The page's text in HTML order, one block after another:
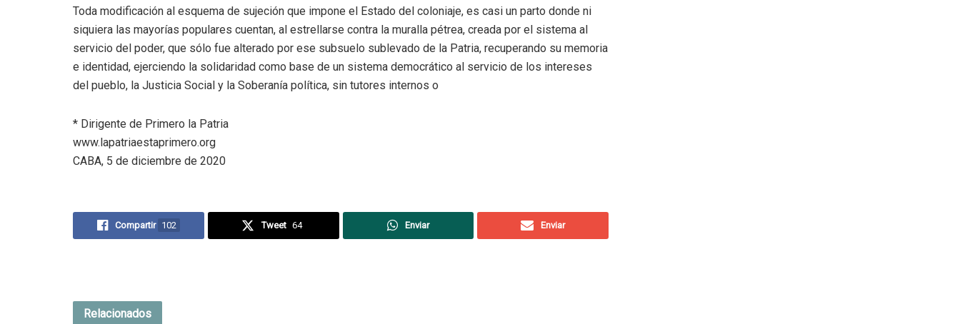
Toda modificación al esquema de sujeción que impone el Estado del coloniaje, es casi un parto donde ni
siquiera las mayorías populares cuentan, al estrellarse contra la muralla pétrea, creada por el sistema al
servicio del poder, que sólo fue alterado por ese subsuelo sublevado de la Patria, recuperando su memoria
e identidad, ejerciendo la solidaridad como base de un sistema democrático al servicio de los intereses
del pueblo, la Justicia Social y la Soberanía política, sin tutores internos o
* Dirigente de Primero la Patria
www.lapatriaestaprimero.org
CABA, 5 de diciembre de 2020
Compartir 102 Tweet 64 Enviar Enviar
Relacionados